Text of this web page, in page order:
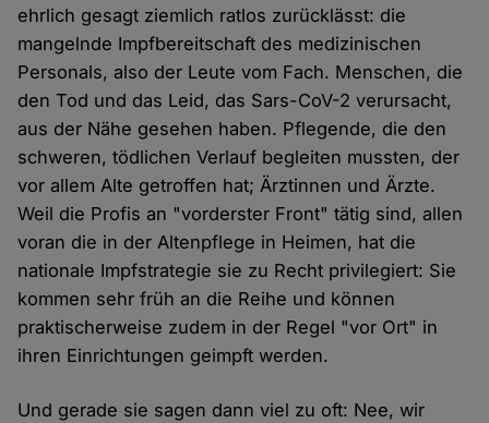
ehrlich gesagt ziemlich ratlos zurücklässt: die
mangelnde Impfbereitschaft des medizinischen
Personals, also der Leute vom Fach. Menschen, die
den Tod und das Leid, das Sars-CoV-2 verursacht,
aus der Nähe gesehen haben. Pflegende, die den
schweren, tödlichen Verlauf begleiten mussten, der
vor allem Alte getroffen hat; Ärztinnen und Ärzte.
Weil die Profis an "vorderster Front" tätig sind, allen
voran die in der Altenpflege in Heimen, hat die
nationale Impfstrategie sie zu Recht privilegiert: Sie
kommen sehr früh an die Reihe und können
praktischerweise zudem in der Regel "vor Ort" in
ihren Einrichtungen geimpft werden.
Und gerade sie sagen dann viel zu oft: Nee, wir